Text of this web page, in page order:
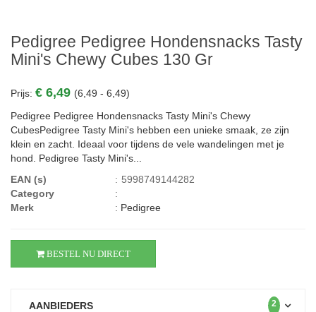
Pedigree Pedigree Hondensnacks Tasty
Mini's Chewy Cubes 130 Gr
Prijs: € 6,49 (6,49 - 6,49)
Pedigree Pedigree Hondensnacks Tasty Mini's Chewy
CubesPedigree Tasty Mini's hebben een unieke smaak, ze zijn
klein en zacht. Ideaal voor tijdens de vele wandelingen met je
hond. Pedigree Tasty Mini's...
EAN (s)
: 5998749144282
Category
:
Merk
: Pedigree
BESTEL NU DIRECT
AANBIEDERS 2